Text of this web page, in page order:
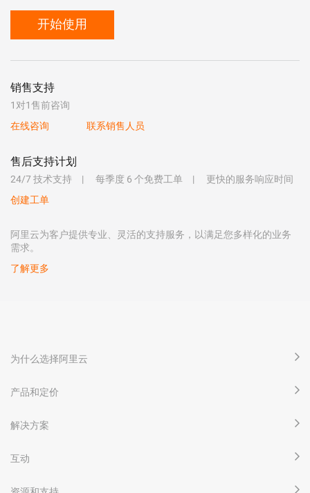
开始使用
销售支持
1对1售前咨询
在线咨询
联系销售人员
售后支持计划
24/7 技术支持 每季度 6 个免费工单
更快的服务响应时间
创建工单
阿里云为客户提供专业、灵活的支持服务，以满足您多样化的业务
需求。
了解更多
为什么选择阿里云
产品和定价
解决方案
互动